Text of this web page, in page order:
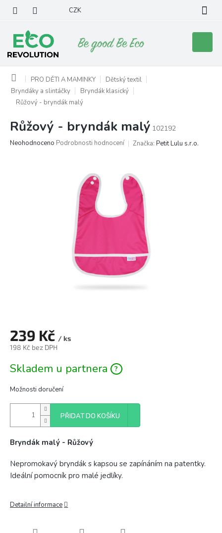
obsah
CZK
košík
Domů PRO DĚTI A MAMINKY
Dětský textil
Bryndáky a slintáčky
Bryndák klasický
Růžový - bryndák malý
Růžový - bryndák malý 102192
Průměrné
Neohodnoceno Podrobnosti hodnocení Značka: Petit Lulu s.r.o.
239 Kč / ks
198 Kč bez DPH
cena:
Skladem u partnera
Možnosti doručení
PŘIDAT DO KOŠÍKU
Bryndák malý - Růžový
Nepromokavý bryndák s kapsou se zapínáním na patentky.
Ideální pomocník pro malé jedlíky.
Detailní informace